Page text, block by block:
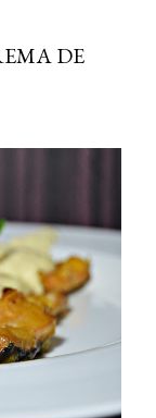
a cambiar
Olvídate de
tradicionales y
Es el
DE